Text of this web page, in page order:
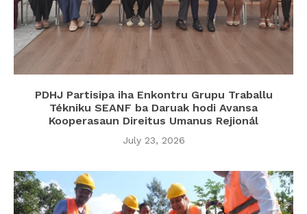
PDHJ Partisipa iha Enkontru Grupu Traballu
Tékniku SEANF ba Daruak hodi Avansa
Kooperasaun Direitus Umanus Rejionál
July 23, 2026